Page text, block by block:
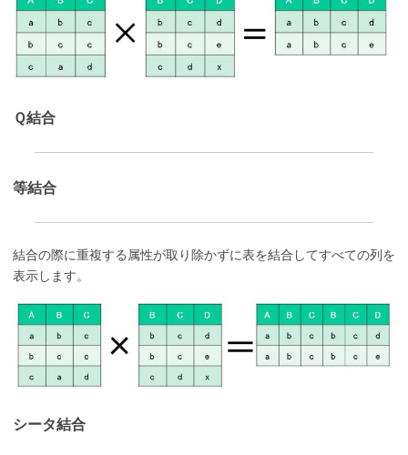
Ｑ結合
等結合
結合の際に重複する属性が取り除かずに表を結合してすべての列を
表示します。
シータ結合